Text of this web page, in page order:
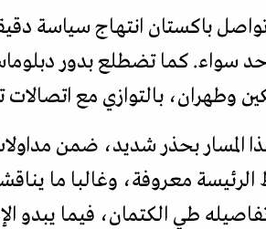
باكستان انتهاج سياسة
حد سواء. كما تضطلع بدور
وطهران، بالتوازي مع
المسار بحذر شديد، ضمن
الرئيسة معروفة، وغالبا ما
تفاصيله طي الكتمان، فيما يبدو